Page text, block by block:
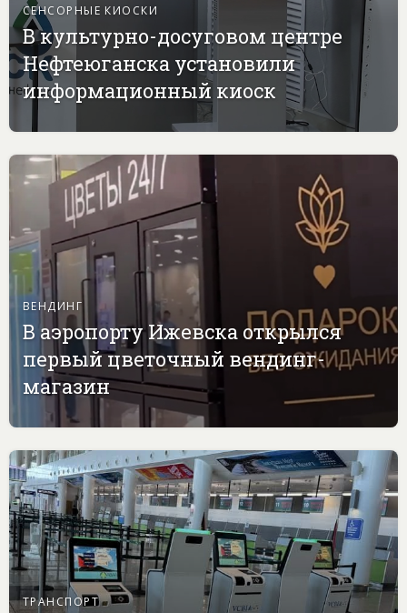
СЕНСОРНЫЕ КИОСКИ
В культурно-досуговом центре
Нефтеюганска установили
информационный киоск
ВЕНДИНГ
В аэропорту Ижевска открылся
первый цветочный вендинг-
магазин
ТРАНСПОРТ